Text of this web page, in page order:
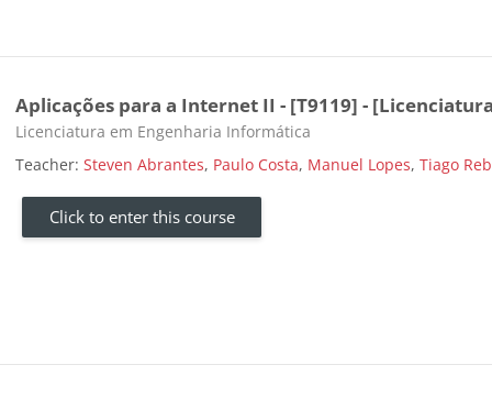
Aplicações para a Internet II - [T9119] -
Course category
Licenciatura em Engenharia Informática
Teacher:Steven Abrantes, Paulo Costa, Manuel Lopes,Tiago
Click to enter this course